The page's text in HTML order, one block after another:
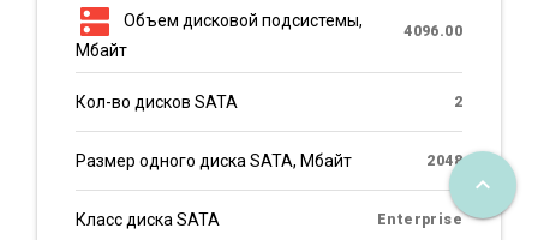
dns
Объем дисковой подсистемы,
Мбайт
4096.00
Кол-во дисков SATA 2
Размер одного диска SATA, Мбайт 2048
Класс диска SATA Enterprise
keyboard_arrow_up